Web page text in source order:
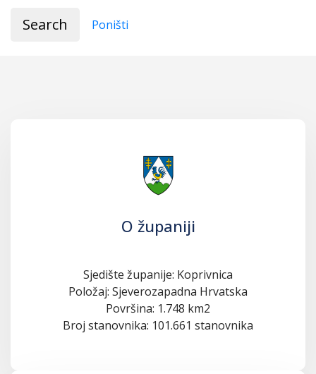
Search Poništi
O županiji
Sjedište županije: Koprivnica
Položaj: Sjeverozapadna Hrvatska
Površina: 1.748 km2
Broj stanovnika: 101.661 stanovnika